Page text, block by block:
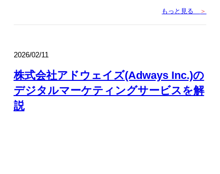
もっと見る ＞
2026/02/11
株式会社アドウェイズ(Adways Inc.)の
デジタルマーケティングサービスを解
説